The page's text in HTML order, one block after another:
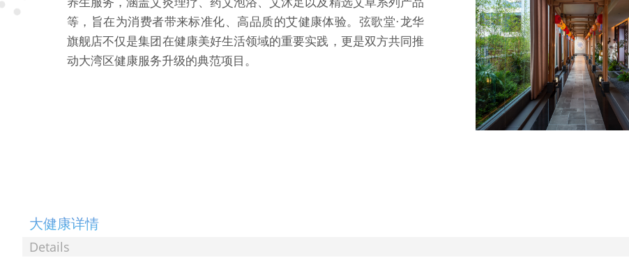
养生服务，涵盖艾灸理疗、药艾泡浴、艾沐足以及精选艾草系列产品
等，旨在为消费者带来标准化、高品质的艾健康体验。弦歌堂·龙华
旗舰店不仅是集团在健康美好生活领域的重要实践，更是双方共同推
动大湾区健康服务升级的典范项目。
大健康详情
Details